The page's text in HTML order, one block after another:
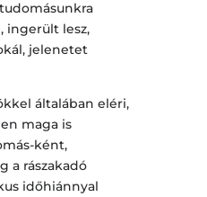
ingerült lesz,
jelenetet
általában eléri,
maga is
ként,
a rászakadó
időhiánnyal